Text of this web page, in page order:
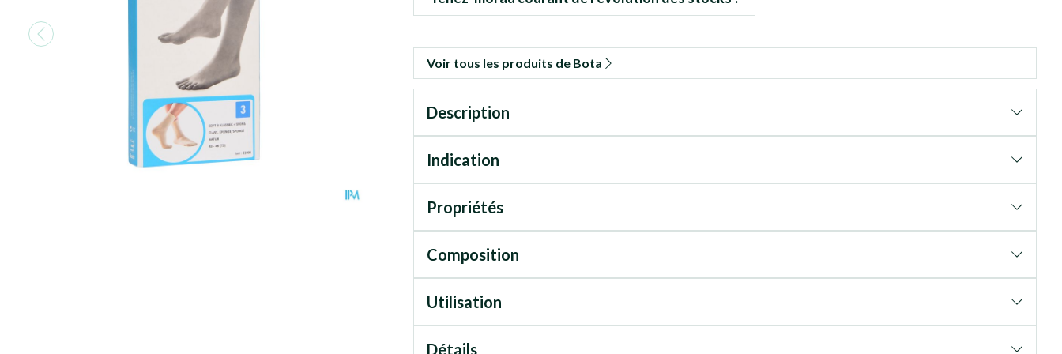
Voir tous les produits de Bota
Description
Indication
Propriétés
Composition
Utilisation
Détails